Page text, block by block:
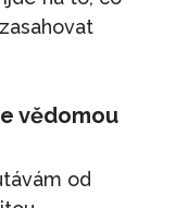
vědomou
od